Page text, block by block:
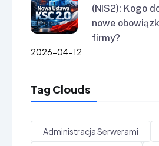
(NIS2): Kogo
nowe
firmy?
2026-04-12
Tag Clouds
Administracja Serwerami